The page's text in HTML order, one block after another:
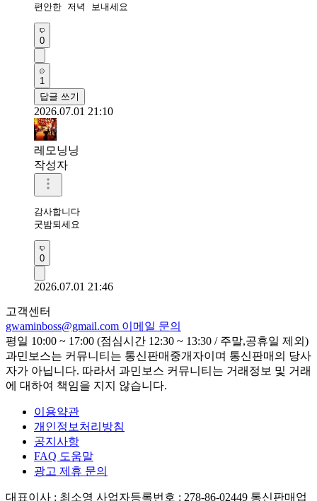
편안한 저녁 보내세요
0
1
답글 쓰기
2026.07.01 21:10
레모닝닝
작성자
감사합니다
굿밤되세요
0
2026.07.01 21:46
고객센터
gwaminboss@gmail.com 이메일 문의
평일 10:00 ~ 17:00 (점심시간 12:30 ~ 13:30 / 주말,공휴일 제외)
과민보스는 커뮤니티는 통신판매중개자이며 통신판매의 당사
자가 아닙니다. 따라서 과민보스 커뮤니티는 거래정보 및 거래
에 대하여 책임을 지지 않습니다.
이용약관
개인정보처리방침
공지사항
FAQ 도움말
광고 제휴 문의
대표이사 : 최소영 사업자등록번호 : 278-86-02449 통신판매업